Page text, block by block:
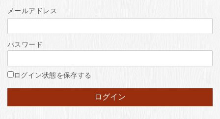
銀座夏野・箸長
ご利用ガイド
お客様の声
メールアドレス
パスワード
ログイン状態を保存する